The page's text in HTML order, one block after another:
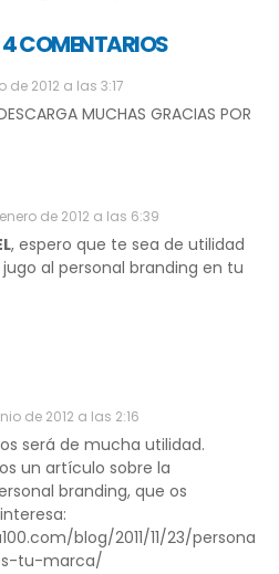
4 COMENTARIOS
de 2012 a las 3:17
MUCHAS GRACIAS POR
de 2012 a las 6:39
, espero que te sea de utilidad
al personal branding en tu
de 2012 a las 2:16
será de mucha utilidad.
un artículo sobre la
branding, que os
blog/2011/11/23/persona
tu-marca/